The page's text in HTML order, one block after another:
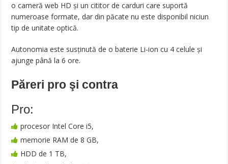
o cameră web HD și un cititor de carduri care suportă
numeroase formate, dar din păcate nu este disponibil niciun
tip de unitate optică.
Autonomia este susținută de o baterie Li-ion cu 4 celule și
ajunge până la 6 ore.
Păreri pro şi contra
Pro:
procesor Intel Core i5,
memorie RAM de 8 GB,
HDD de 1 TB,